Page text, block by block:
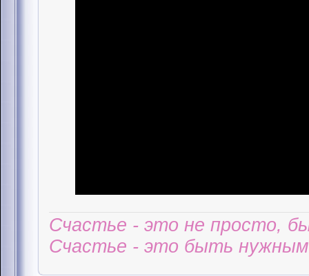
Счастье - это не просто,
Счастье - это быть